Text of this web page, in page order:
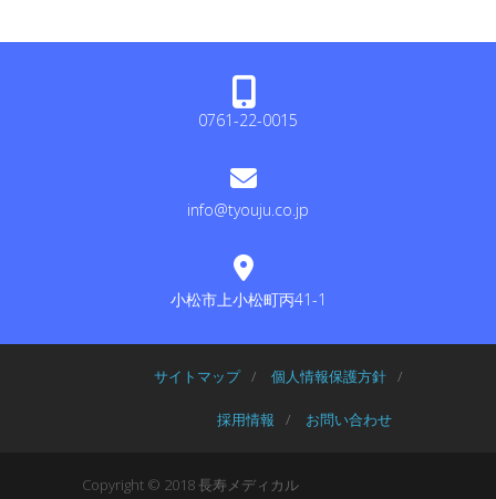
0761-22-0015
info@tyouju.co.jp
小松市上小松町丙41-1
サイトマップ / 個人情報保護方針 /
採用情報 / お問い合わせ